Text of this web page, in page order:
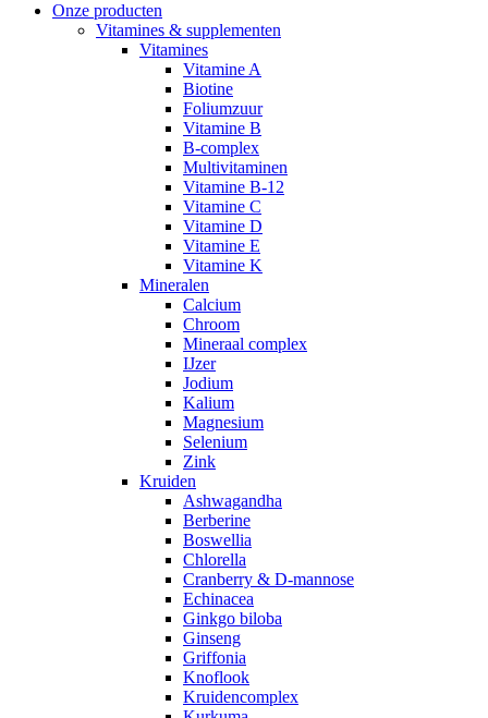
Onze producten
Vitamines & supplementen
Vitamines
Vitamine A
Biotine
Foliumzuur
Vitamine B
B-complex
Multivitaminen
Vitamine B-12
Vitamine C
Vitamine D
Vitamine E
Vitamine K
Mineralen
Calcium
Chroom
Mineraal complex
IJzer
Jodium
Kalium
Magnesium
Selenium
Zink
Kruiden
Ashwagandha
Berberine
Boswellia
Chlorella
Cranberry & D-mannose
Echinacea
Ginkgo biloba
Ginseng
Griffonia
Knoflook
Kruidencomplex